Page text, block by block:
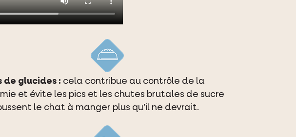
de glucides : cela contribue au contrôle de la
et évite les pics et les chutes brutales de sucre
le chat à manger plus qu’il ne devrait.